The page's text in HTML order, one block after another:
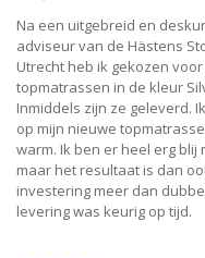
Na een uitgebreid en
adviseur van de Hästens
Utrecht heb ik gekozen voor
topmatrassen in de kleur
Inmiddels zijn ze geleverd.
op mijn nieuwe
warm. Ik ben er heel erg blij
maar het resultaat is dan
investering meer dan
levering was keurig op tijd.